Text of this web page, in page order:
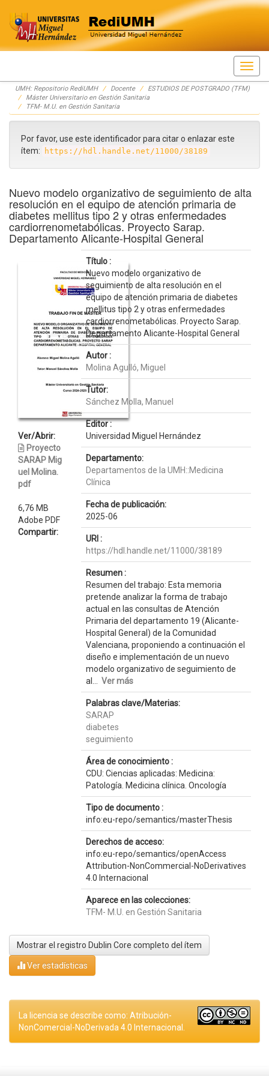
Skip
navigation
UMH: Repositorio RediUMH Docente
ESTUDIOS DE POSTGRADO (TFM)
Máster Universitario en Gestión Sanitaria
TFM- M.U. en Gestión Sanitaria
Por favor, use este identificador para citar o enlazar este
ítem:
https://hdl.handle.net/11000/38189
Nuevo modelo organizativo de seguimiento de alta
resolución en el equipo de atención primaria de
diabetes mellitus tipo 2 y otras enfermedades
cardiorrenometabólicas. Proyecto Sarap.
Departamento Alicante-Hospital General
Ver/Abrir:
Proyecto
SARAP Mig
uel Molina.
pdf
6,76 MB
Adobe PDF
Compartir:
Título :
Nuevo modelo organizativo de
seguimiento de alta resolución en el
equipo de atención primaria de diabetes
mellitus tipo 2 y otras enfermedades
cardiorrenometabólicas. Proyecto Sarap.
Departamento Alicante-Hospital General
Autor :
Molina Agulló, Miguel
Tutor:
Sánchez Molla, Manuel
Editor :
Universidad Miguel Hernández
Departamento:
Departamentos de la UMH::Medicina
Clínica
Fecha de publicación:
2025-06
URI :
https://hdl.handle.net/11000/38189
Resumen :
Resumen del trabajo: Esta memoria
pretende analizar la forma de trabajo
actual en las consultas de Atención
Primaria del departamento 19 (Alicante-
Hospital General) de la Comunidad
Valenciana, proponiendo a continuación el
diseño e implementación de un nuevo
modelo organizativo de seguimiento de
al... Ver más
Palabras clave/Materias:
SARAP
diabetes
seguimiento
Área de conocimiento :
CDU: Ciencias aplicadas: Medicina:
Patología. Medicina clínica. Oncología
Tipo de documento :
info:eu-repo/semantics/masterThesis
Derechos de acceso:
info:eu-repo/semantics/openAccess
Attribution-NonCommercial-NoDerivatives
4.0 Internacional
Aparece en las colecciones:
TFM- M.U. en Gestión Sanitaria
Mostrar el registro Dublin Core completo del ítem
Ver estadísticas
La licencia se describe como: Atribución-
NonComercial-NoDerivada 4.0 Internacional.